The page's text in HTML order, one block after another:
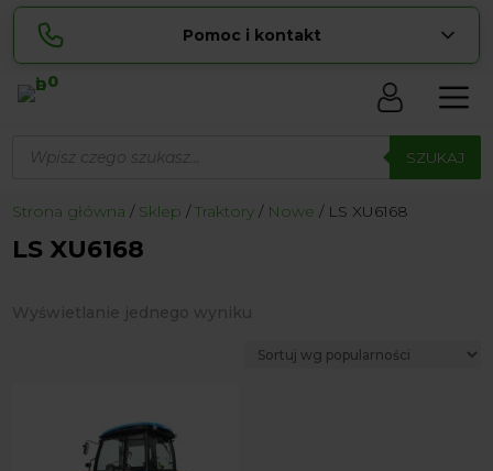
Pomoc i kontakt
Lucyna
pokaż numer
534 853 ... pokaż numer
zamowienia@ ...
biuro@ ...
0
produktów SZUKAJ
Strona główna Sklep Traktory Nowe LS XU6168
LS XU6168
Wyświetlanie jednego wyniku